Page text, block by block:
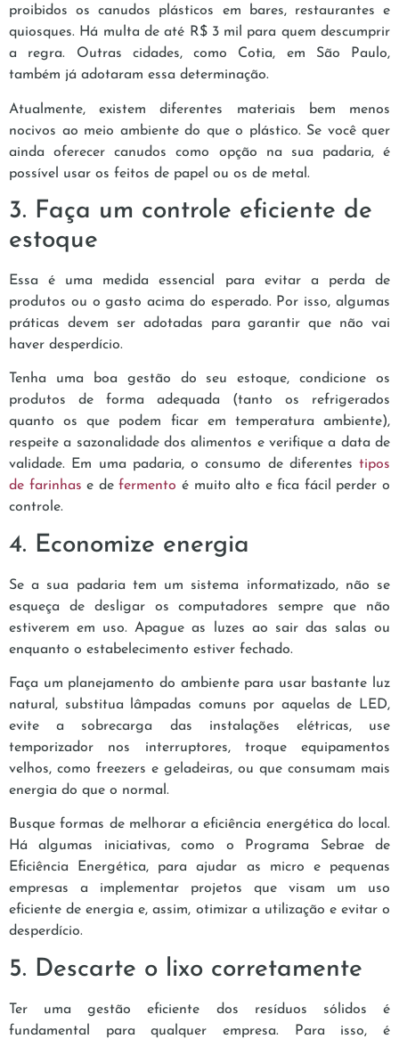
proibidos os canudos plásticos em bares, restaurantes e
quiosques. Há multa de até R$ 3 mil para quem descumprir
a regra. Outras cidades, como Cotia, em São Paulo,
também já adotaram essa determinação.
Atualmente, existem diferentes materiais bem menos
nocivos ao meio ambiente do que o plástico. Se você quer
ainda oferecer canudos como opção na sua padaria, é
possível usar os feitos de papel ou os de metal.
3. Faça um controle eficiente de
estoque
Essa é uma medida essencial para evitar a perda de
produtos ou o gasto acima do esperado. Por isso, algumas
práticas devem ser adotadas para garantir que não vai
haver desperdício.
Tenha uma boa gestão do seu estoque, condicione os
produtos de forma adequada (tanto os refrigerados
quanto os que podem ficar em temperatura ambiente),
respeite a sazonalidade dos alimentos e verifique a data de
validade. Em uma padaria, o consumo de diferentes tipos
de farinhas e defermento é muito alto e fica fácil perder o
controle.
4. Economize energia
Se a sua padaria tem um sistema informatizado, não se
esqueça de desligar os computadores sempre que não
estiverem em uso. Apague as luzes ao sair das salas ou
enquanto o estabelecimento estiver fechado.
Faça um planejamento do ambiente para usar bastante luz
natural, substitua lâmpadas comuns por aquelas de LED,
evite a sobrecarga das instalações elétricas, use
temporizador nos interruptores, troque equipamentos
velhos, como freezers e geladeiras, ou que consumam mais
energia do que o normal.
Busque formas de melhorar a eficiência energética do local.
Há algumas iniciativas, como o Programa Sebrae de
Eficiência Energética, para ajudar as micro e pequenas
empresas a implementar projetos que visam um uso
eficiente de energia e, assim, otimizar a utilização e evitar o
desperdício.
5. Descarte o lixo corretamente
Ter uma gestão eficiente dos resíduos sólidos é
fundamental para qualquer empresa. Para isso, é